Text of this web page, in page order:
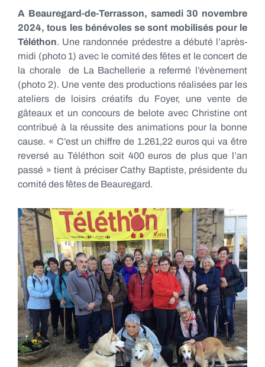
A Beauregard-de-Terrasson, samedi 30 novembre
2024, tous les bénévoles se sont mobilisés pour le
Téléthon. Une randonnée prédestre a débuté l’après-
midi (photo 1) avec le comité des fêtes et le concert de
la chorale de La Bachellerie a refermé l’évènement
(photo 2). Une vente des productions réalisées par les
ateliers de loisirs créatifs du Foyer, une vente de
gâteaux et un concours de belote avec Christine ont
contribué à la réussite des animations pour la bonne
cause. « C’est un chiffre de 1.261,22 euros qui va être
reversé au Téléthon soit 400 euros de plus que l’an
passé » tient à préciser Cathy Baptiste, présidente du
comité des fêtes de Beauregard.